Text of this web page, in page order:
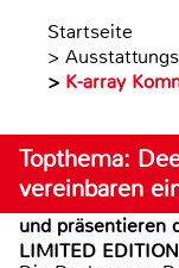
Startseite
>
> K-array
Topthema:
vereinbaren
und präsentieren
LIMITED EDITION